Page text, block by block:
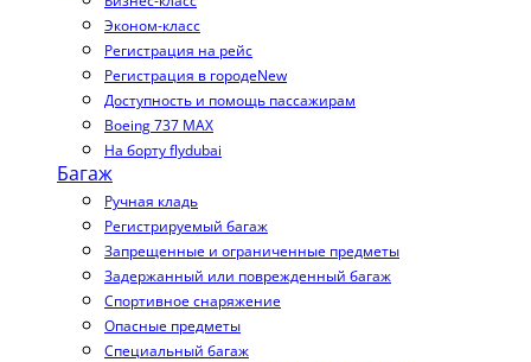
Эконом-класс
Регистрация на рейс
Регистрация в городеNew
Доступность и помощь пассажирам
Boeing 737 MAX
На борту flydubai
Багаж
Ручная кладь
Регистрируемый багаж
Запрещенные и ограниченные предметы
Задержанный или поврежденный багаж
Спортивное снаряжение
Опасные предметы
Специальный багаж